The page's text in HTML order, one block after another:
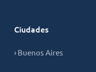
Ciudades
› Buenos Aires